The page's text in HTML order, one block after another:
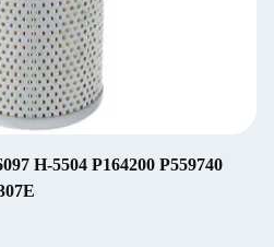
H-5504 P164200 P559740